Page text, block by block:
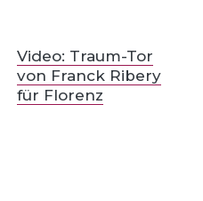
Video: Traum-Tor
von Franck Ribery
für Florenz